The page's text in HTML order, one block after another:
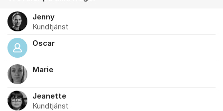
Jenny
Kundtjänst
Oscar
Marie
Jeanette
Kundtjänst